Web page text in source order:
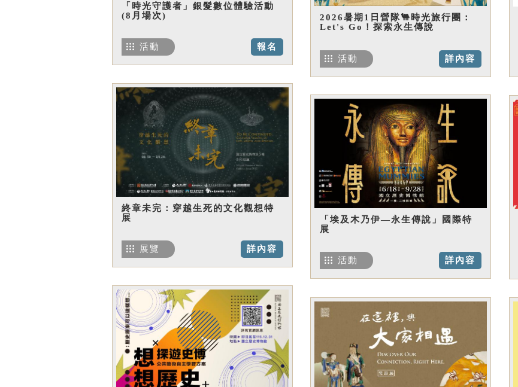
「時光守護者」銀髮數位體驗活動
(8月場次)
報名
活動
2026暑期1日營隊🐫時光旅行團：
Let's Go！探索永生傳說
詳內容
活動
終章未完：穿越生死的文化觀想特
展
詳內容
展覽
「埃及木乃伊—永生傳說」國際特
展
詳內容
活動